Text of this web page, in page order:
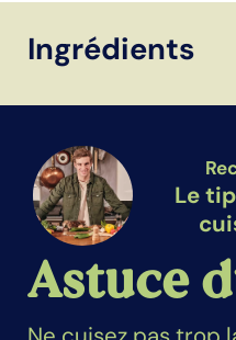
Ingrédients
Le
Astuce